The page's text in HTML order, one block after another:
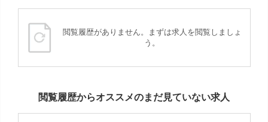
閲覧履歴がありません。まずは求人を閲覧しましょ
う。
閲覧履歴からオススメのまだ見ていない求人